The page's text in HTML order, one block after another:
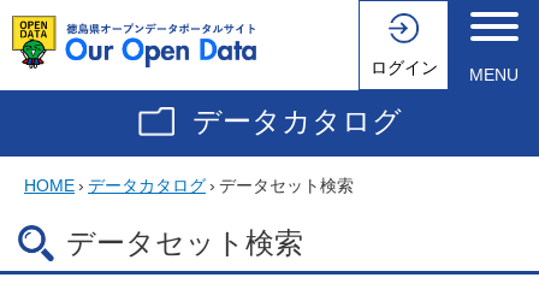
ログイン MENU
データカタログ
HOME› データカタログ› データセット検索
データセット検索